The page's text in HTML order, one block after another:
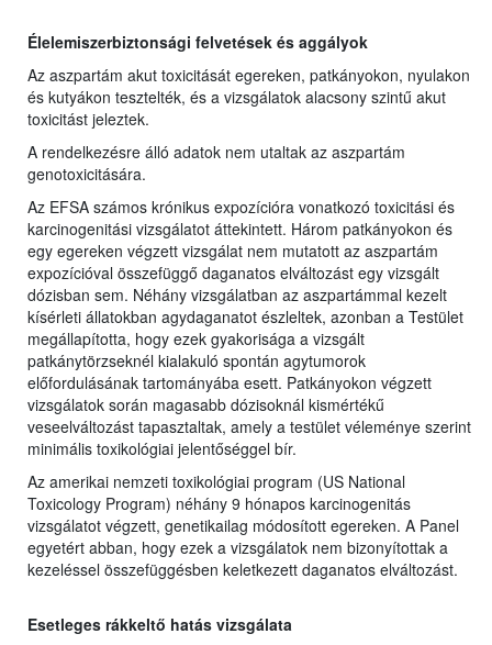
Élelemiszerbiztonsági felvetések és aggályok
Az aszpartám akut toxicitását egereken, patkányokon, nyulakon
és kutyákon tesztelték, és a vizsgálatok alacsony szintű akut
toxicitást jeleztek.
A rendelkezésre álló adatok nem utaltak az aszpartám
genotoxicitására.
Az EFSA számos krónikus expozícióra vonatkozó toxicitási és
karcinogenitási vizsgálatot áttekintett. Három patkányokon és
egy egereken végzett vizsgálat nem mutatott az aszpartám
expozícióval összefüggő daganatos elváltozást egy vizsgált
dózisban sem. Néhány vizsgálatban az aszpartámmal kezelt
kísérleti állatokban agydaganatot észleltek, azonban a Testület
megállapította, hogy ezek gyakorisága a vizsgált
patkánytörzseknél kialakuló spontán agytumorok
előfordulásának tartományába esett. Patkányokon végzett
vizsgálatok során magasabb dózisoknál kismértékű
veseelváltozást tapasztaltak, amely a testület véleménye szerint
minimális toxikológiai jelentőséggel bír.
Az amerikai nemzeti toxikológiai program (US National
Toxicology Program) néhány 9 hónapos karcinogenitás
vizsgálatot végzett, genetikailag módosított egereken. A Panel
egyetért abban, hogy ezek a vizsgálatok nem bizonyítottak a
kezeléssel összefüggésben keletkezett daganatos elváltozást.
Esetleges rákkeltő hatás vizsgálata